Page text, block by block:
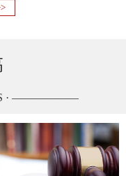
· ——————